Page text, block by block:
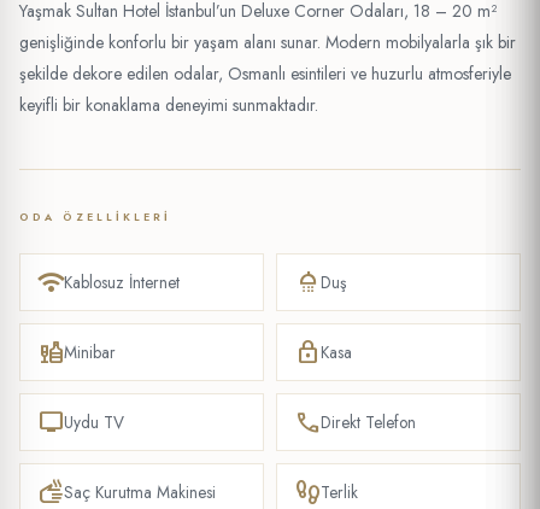
Yaşmak Sultan Hotel İstanbul’un Deluxe Corner Odaları, 18 – 20 m²
genişliğinde konforlu bir yaşam alanı sunar. Modern mobilyalarla şık bir
şekilde dekore edilen odalar, Osmanlı esintileri ve huzurlu atmosferiyle
keyifli bir konaklama deneyimi sunmaktadır.
ODA ÖZELLIKLERI
wifiKablosuz İnternet shower Duş
liquorMinibar lock Kasa
tvUydu TV phoneDirekt Telefon
drySaç Kurutma Makinesi footprintTerlik